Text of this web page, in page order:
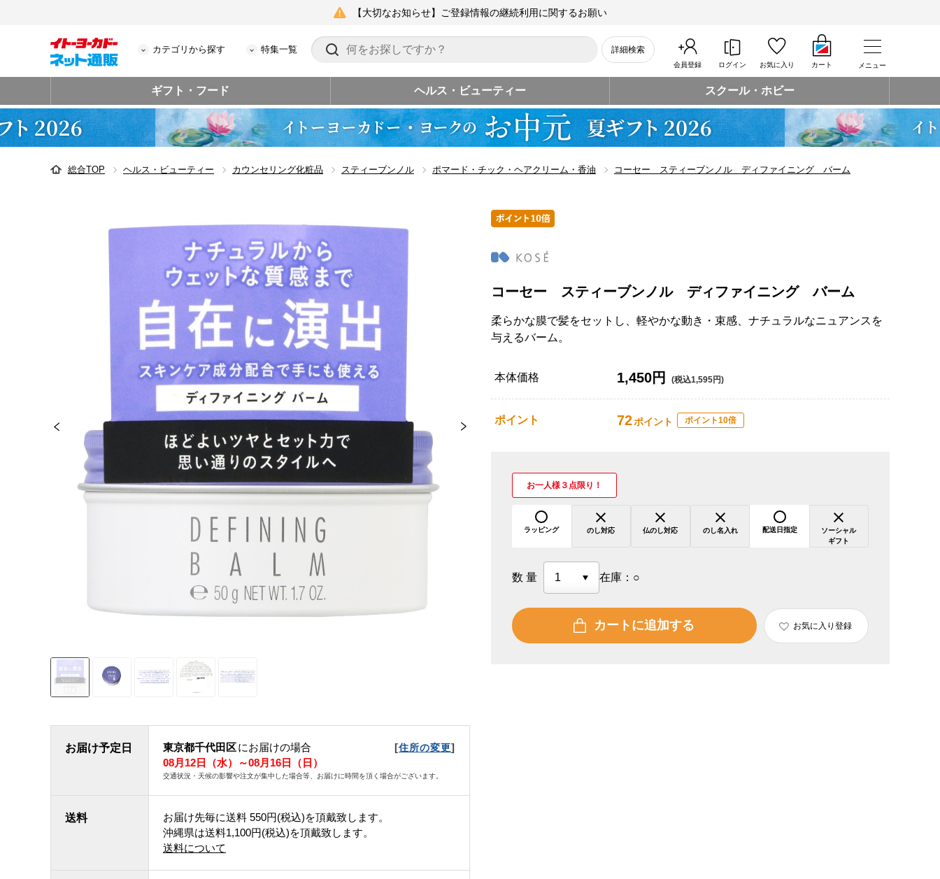
【大切なお知らせ】ご登録情報の継続利用に関するお願い
カテゴリから探す 特集一覧 詳細検索
会員登録 ログイン お気に入り カート メニュー
ギフト・フード ヘルス・ビューティー スクール・ホビー
総合TOP ヘルス・ビューティー カウンセリング化粧品 スティーブンノル ポマード・チック・ヘアクリーム・香油 コーセー スティーブンノル ディファイニング バーム
お届け予定日 東京都千代田区にお届けの場合 [住所の変更]
08月12日（水）～08月16日（日）
交通状況・天候の影響や注文が集中した場合等、お届けに時間を頂く場合がございます。
送料 お届け先毎に送料 550円(税込)を頂戴致します。
沖縄県は送料1,100円(税込)を頂戴致します。
送料について
コーセー スティーブンノル ディファイニング バーム
柔らかな膜で髪をセットし、軽やかな動き・束感、ナチュラルなニュアンスを
与えるバーム。
本体価格 1,450円 (税込1,595円)
ポイント 72ポイント ポイント10倍
お一人様３点限り！
ラッピング のし対応 仏のし対応 のし名入れ 配送日指定
ソーシャル
ギフト
数量 在庫： ○
カートに追加する お気に入り登録